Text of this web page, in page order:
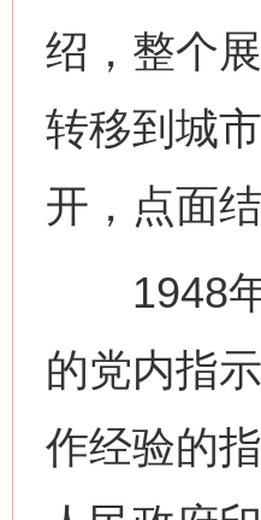
绍，整个
转移到城
开，点面结
1948年1
的党内指
作经验的